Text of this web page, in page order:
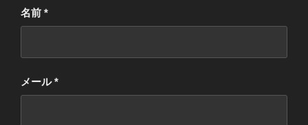
名前 *
メール*